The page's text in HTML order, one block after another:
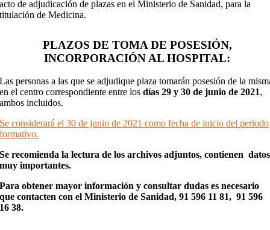
acto de adjudicación de plazas en el Ministerio de Sanidad, para la
titulación de Medicina.
PLAZOS DE TOMA DE POSESIÓN,
INCORPORACIÓN AL HOSPITAL:
Las personas a las que se adjudique plaza tomarán posesión de la
en el centro correspondiente entre losdías 29 y 30 de junio de 2021,
ambos incluidos.
Se considerará el 30 de junio de 2021 como fecha de inicio del periodo
formativo.
Se recomienda la lectura de los archivos adjuntos, contienen datos
muy importantes.
Para obtener mayor información y consultar dudas es necesario
que contacten con el Ministerio de Sanidad, 91 596 11 81, 91 596
16 38.